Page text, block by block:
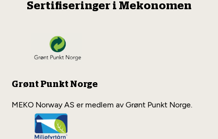
Sertifiseringer i Mekonomen
Grønt Punkt Norge
MEKO Norway AS er medlem av Grønt Punkt Norge.